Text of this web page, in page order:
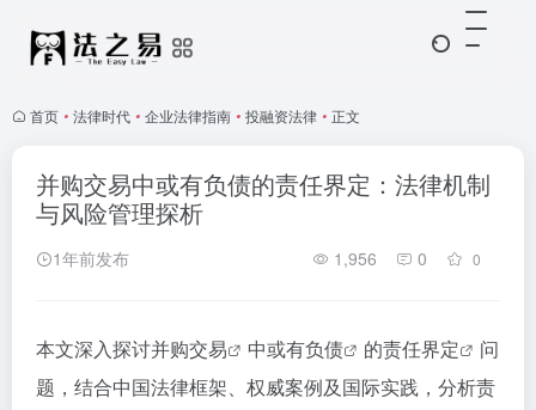
首页 • 法律时代 • 企业法律指南 • 投融资法律 • 正文
并购交易中或有负债的责任界定：法律机制
与风险管理探析
1年前发布 1,956 0 0
本文深入探讨并购交易 中或有负债 的责任界定
问
题，结合中国法律框架、权威案例及国际实践，分析责